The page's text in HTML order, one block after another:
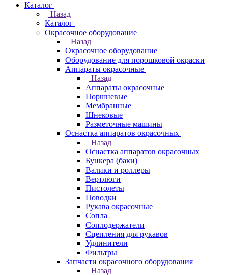
Каталог
Назад
Каталог
Окрасочное оборудование
Назад
Окрасочное оборудование
Оборудование для порошковой окраски
Аппараты окрасочные
Назад
Аппараты окрасочные
Поршневые
Мембранные
Шнековые
Разметочные машины
Оснастка аппаратов окрасочных
Назад
Оснастка аппаратов окрасочных
Бункера (баки)
Валики и роллеры
Вертлюги
Пистолеты
Поводки
Рукава окрасочные
Сопла
Соплодержатели
Сцепления для рукавов
Удлинители
Фильтры
Запчасти окрасочного оборудования
Назад